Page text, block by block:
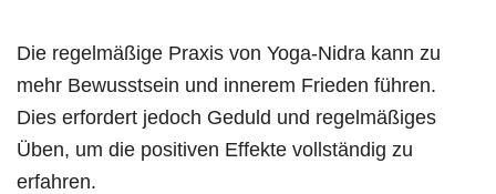
Die regelmäßige Praxis von Yoga-Nidra kann zu
mehr Bewusstsein und innerem Frieden führen.
Dies erfordert jedoch Geduld und regelmäßiges
Üben, um die positiven Effekte vollständig zu
erfahren.